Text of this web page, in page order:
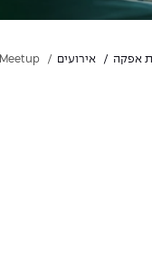
אפקה אירועים Meetup - למה להשקיע בסטארטאפים בשלבים מוקדמים בעידן ה-AI?